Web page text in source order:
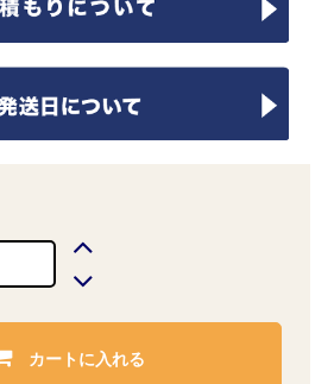
カートに入れる